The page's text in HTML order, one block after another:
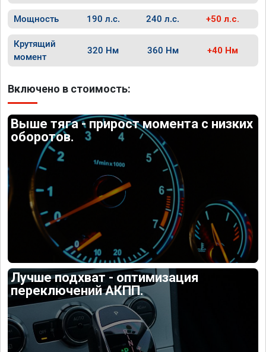
Мощность 190 л.с. 240 л.с. +50 л.с.
Крутящий
момент
320 Нм 360 Нм +40 Нм
Включено в стоимость:
Выше тяга - прирост момента с низких
оборотов.
Лучше подхват - оптимизация
переключений АКПП.